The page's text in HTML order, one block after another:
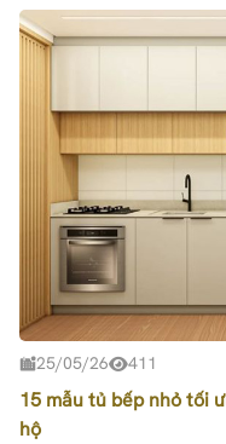
25/05/26 411
15 mẫu tủ bếp nhỏ tối
hộ